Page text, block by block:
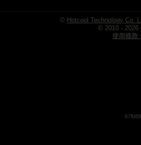
© Hotcool Technology Co.
© 2010 - 2026
使用條款